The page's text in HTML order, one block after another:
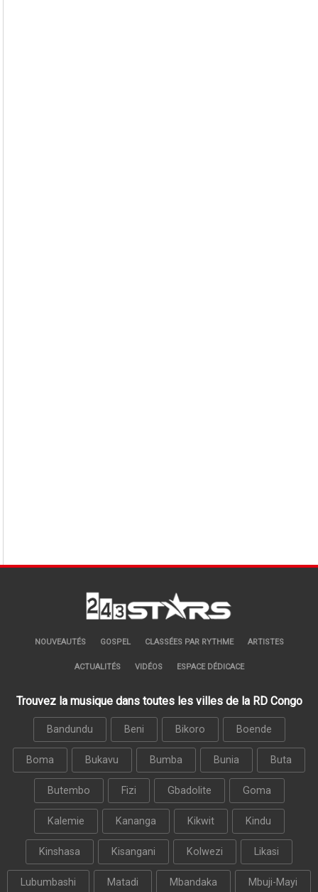
NOUVEAUTÉS GOSPEL CLASSÉES PAR RYTHME ARTISTES
ACTUALITÉS VIDÉOS ESPACE DÉDICACE
Trouvez la musique dans toutes les villes de la RD Congo
Bandundu Beni Bikoro Boende
Boma Bukavu Bumba Bunia Buta
Butembo Fizi Gbadolite Goma
Kalemie Kananga Kikwit Kindu
Kinshasa Kisangani Kolwezi Likasi
Lubumbashi Matadi Mbandaka Mbuji-Mayi